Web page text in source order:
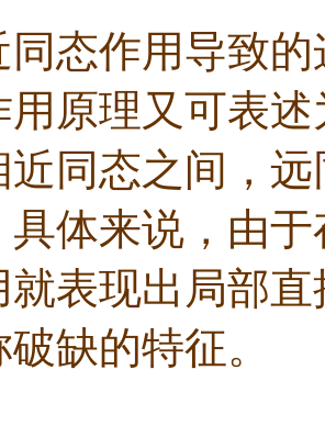
同态作用导致
用原理又可表
近同态之间，
具体来说，由
就表现出局部
缺的特征。